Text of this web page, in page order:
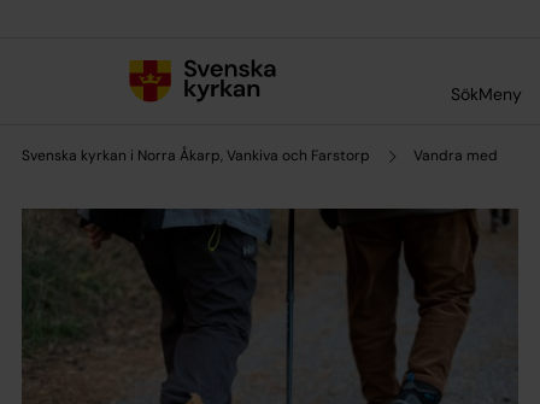
SökMeny
Svenska kyrkan i Norra Åkarp, Vankiva och Farstorp Vandra med